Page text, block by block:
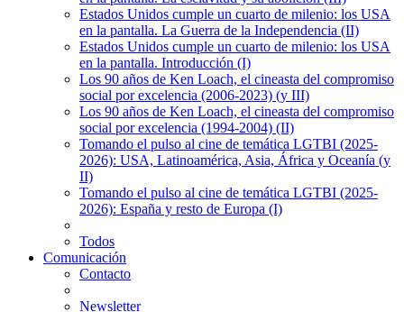
Estados Unidos cumple un cuarto de milenio: los USA
en la pantalla. La Guerra de la Independencia (II)
Estados Unidos cumple un cuarto de milenio: los USA
en la pantalla. Introducción (I)
Los 90 años de Ken Loach, el cineasta del compromiso
social por excelencia (2006-2023) (y III)
Los 90 años de Ken Loach, el cineasta del compromiso
social por excelencia (1994-2004) (II)
Tomando el pulso al cine de temática LGTBI (2025-
2026): USA, Latinoamérica, Asia, África y Oceanía (y
II)
Tomando el pulso al cine de temática LGTBI (2025-
2026): España y resto de Europa (I)
Todos
Comunicación
Contacto
Newsletter